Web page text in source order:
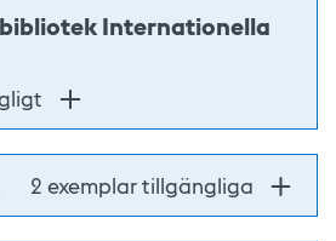
Internationella
2 exemplar tillgängliga